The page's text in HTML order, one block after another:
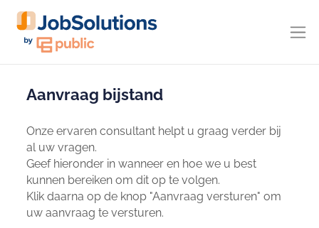
Aanvraag bijstand
Onze ervaren consultant helpt u graag verder bij
al uw vragen.
Geef hieronder in wanneer en hoe we u best
kunnen bereiken om dit op te volgen.
Klik daarna op de knop "Aanvraag versturen" om
uw aanvraag te versturen.